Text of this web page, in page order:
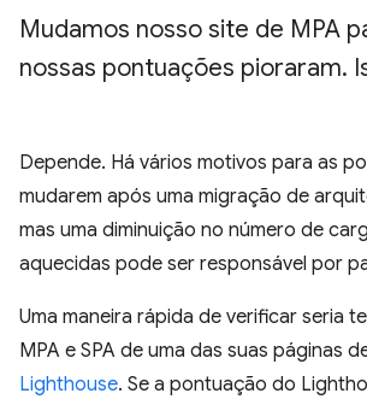
Mudamos nosso site de MPA
nossas pontuações pioraram.
Depende. Há vários motivos para as
mudarem após uma migração de
mas uma diminuição no número de
aquecidas pode ser responsável por
Uma maneira rápida de verificar seria
MPA e SPA de uma das suas páginas
Lighthouse. Se a pontuação do